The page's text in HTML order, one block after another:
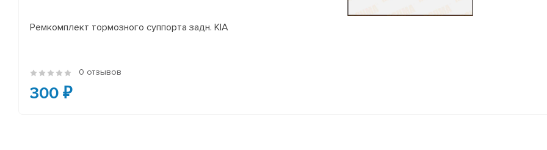
Ремкомплект тормозного суппорта задн. KIA
0 отзывов
300 ₽